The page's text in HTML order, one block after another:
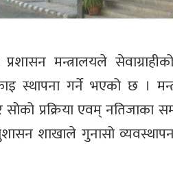
मन्त्रालयले
स्थापना गर्ने भएको छ ।
प्रक्रिया एवम् नतिजाका
शाखाले गुनासो